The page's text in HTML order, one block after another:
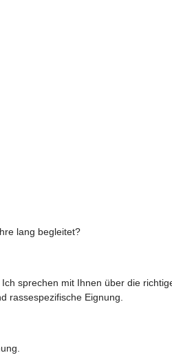
lang begleitet?
sprechen mit Ihnen über die
rassespezifische Eignung.